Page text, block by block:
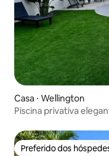
Casa ⋅ Wellington
Piscina privativa
Preferido dos
Preferido dos